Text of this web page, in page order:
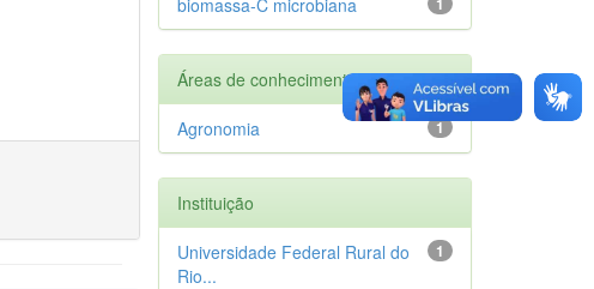
Áreas de conhecimento
1
Agronomia
Instituição
1
Universidade Federal Rural do
Rio...